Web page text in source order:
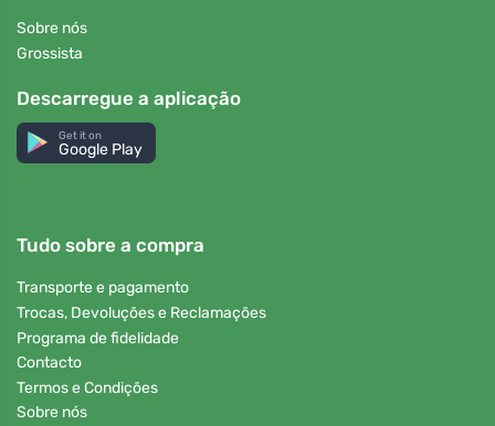
Sobre nós
Grossista
Descarregue a aplicação
Get it on
Google Play
Tudo sobre a compra
Transporte e pagamento
Trocas, Devoluções e Reclamações
Programa de fidelidade
Contacto
Termos e Condições
Sobre nós